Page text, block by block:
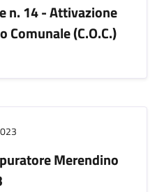
n. 14 - Attivazione
Comunale (C.O.C.)
Merendino